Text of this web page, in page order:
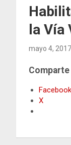
la Vía
mayo 4, 2017
Facebook
X